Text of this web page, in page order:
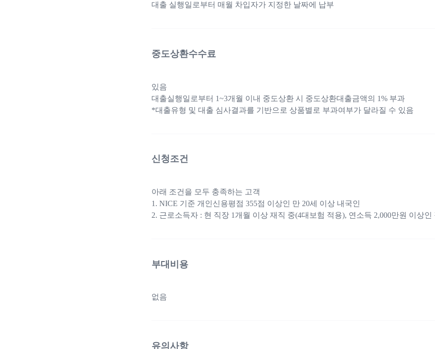
대출 실행일로부터 매월 차입자가 지정한 날짜에 납부
중도상환수수료
있음
대출실행일로부터 1~3개월 이내 중도상환 시 중도상환대출금액의 1% 부과
*대출유형 및 대출 심사결과를 기반으로 상품별로 부과여부가 달라질 수 있음
신청조건
아래 조건을 모두 충족하는 고객
1. NICE 기준 개인신용평점 355점 이상인 만 20세 이상 내국인
2. 근로소득자 : 현 직장 1개월 이상 재직 중(4대보험 적용), 연소득 2,000만원 이상인
부대비용
없음
유의사항